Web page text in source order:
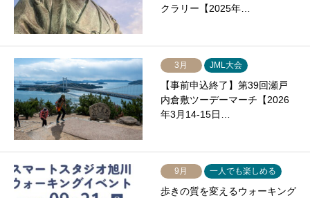
クラリー【2025年…
3月 JML大会
【事前申込終了】第39回瀬戸
内倉敷ツーデーマーチ【2026
年3月14-15日…
9月 一人でも楽しめる
歩きの質を変えるウォーキング